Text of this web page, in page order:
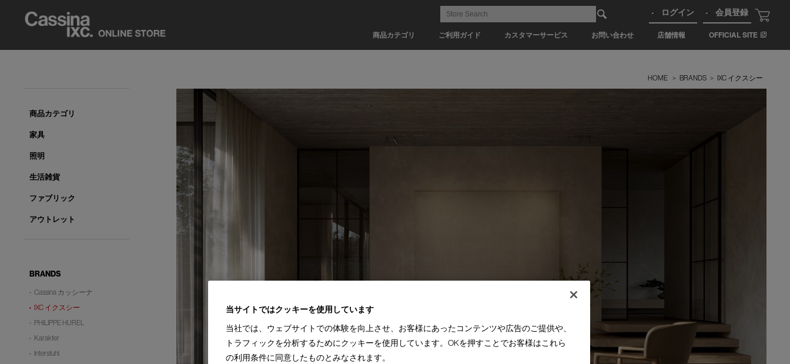
商品カテゴリ ご利用ガイド カスタマーサービス お問い合わせ 店舗情報 OFFICIAL SITE
ログイン 会員登録
HOME > BRANDS > IXC イクスシー
商品カテゴリ
家具
照明
生活雑貨
ファブリック
アウトレット
BRANDS
Cassina カッシーナ
IXC イクスシー
PHILIPPE HUREL
Karakter
Interstuhl
当サイトではクッキーを使用しています
当社では、ウェブサイトでの体験を向上させ、お客様にあったコンテンツや広告のご提供や、
トラフィックを分析するためにクッキーを使用しています。OKを押すことでお客様はこれら
の利用条件に同意したものとみなされます。